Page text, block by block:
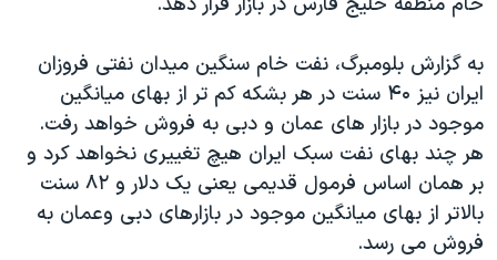
دادگاه حمید نوری
چهل سال گروگان‌گیری
قانون شفافیت دارائی کادر رهبری ایران
اعتراضات مردمی آبان ۹۸
اسرائیل در جنگ
به گزارش بلومبرگ، نفت خام سنگین میدان نفتی فروزان
ایران نیز ۴۰ سنت در هر بشکه کم تر از بهای میانگین
موجود در بازار های عمان و دبی به فروش خواهد رفت.
هر چند بهای نفت سبک ایران هیچ تغییری نخواهد کرد و
بر همان اساس فرمول قدیمی یعنی یک دلار و ۸۲ سنت
بالاتر از بهای میانگین موجود در بازارهای دبی وعمان به
فروش می رسد.